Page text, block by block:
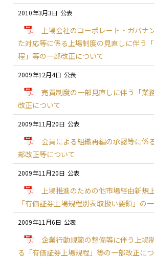
2010年3月3日
上場会社のコーポレート・ガバナ
た対応等に係る上場制度の見直しに伴う
程」等の一部改正について
2009年12月4日
売買制度の一部見直しに伴う「業
改正について
2009年11月20日
会員による組織再編の承認等に係
部改正等について
2009年11月20日
上場推進のための他市場経由新規
「有価証券上場規程別表取扱い要領」の
2009年11月6日
企業行動規範の整備等に伴う上場
る「有価証券上場規程」等の一部改正に